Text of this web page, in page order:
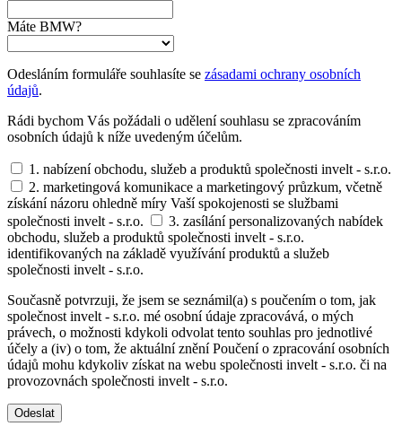
Máte BMW?
Odesláním formuláře souhlasíte se zásadami ochrany osobních
údajů.
Rádi bychom Vás požádali o udělení souhlasu se zpracováním
osobních údajů k níže uvedeným účelům.
1. nabízení obchodu, služeb a produktů společnosti invelt - s.r.o.
2. marketingová komunikace a marketingový průzkum, včetně
získání názoru ohledně míry Vaší spokojenosti se službami
společnosti invelt - s.r.o.
3. zasílání personalizovaných nabídek
obchodu, služeb a produktů společnosti invelt - s.r.o.
identifikovaných na základě využívání produktů a služeb
společnosti invelt - s.r.o.
Současně potvrzuji, že jsem se seznámil(a) s poučením o tom, jak
společnost invelt - s.r.o. mé osobní údaje zpracovává, o mých
právech, o možnosti kdykoli odvolat tento souhlas pro jednotlivé
účely a (iv) o tom, že aktuální znění Poučení o zpracování osobních
údajů mohu kdykoliv získat na webu společnosti invelt - s.r.o. či na
provozovnách společnosti invelt - s.r.o.
Odeslat